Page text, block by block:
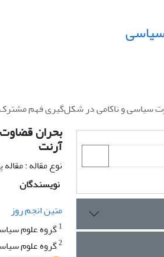
سیاسی و ناکامی در شکل‌گیری فهم مشترک
بحران
آرنت
نوع مقاله :
نویسندگان
متین انجم روز
1گروه علوم
2گروه علوم